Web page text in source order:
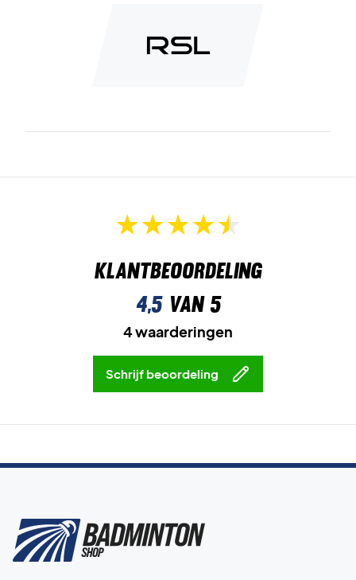
Klantbeoordeling
4,5van 5
4 waarderingen
Schrijf beoordeling